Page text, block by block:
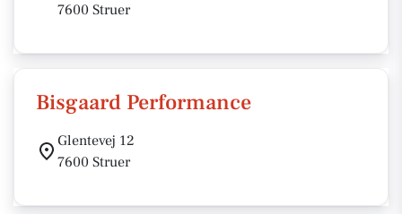
7600 Struer
Bisgaard Performance
Glentevej 12
7600 Struer